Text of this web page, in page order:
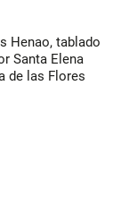
Henao, tablado
Santa Elena
de las Flores